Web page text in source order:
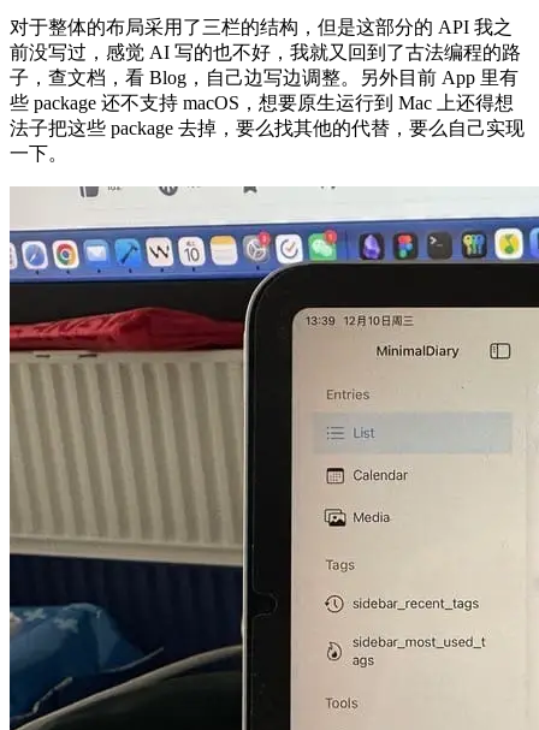
对于整体的布局采用了三栏的结构，但是这部分的 API 我之
前没写过，感觉 AI 写的也不好，我就又回到了古法编程的路
子，查文档，看 Blog，自己边写边调整。另外目前 App 里有
些 package 还不支持 macOS，想要原生运行到 Mac 上还得想
法子把这些 package 去掉，要么找其他的代替，要么自己实现
一下。